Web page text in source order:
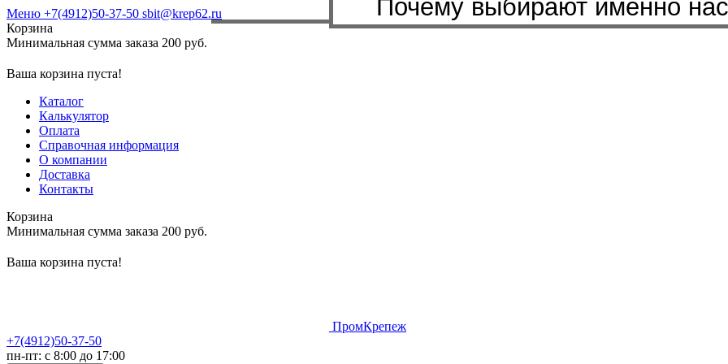
Меню +7(4912)50-37-50 sbit@krep62.ru
Корзина
Минимальная сумма заказа 200 руб.
Ваша корзина пуста!
Каталог
Калькулятор
Оплата
Справочная информация
О компании
Доставка
Контакты
Корзина
Минимальная сумма заказа 200 руб.
Ваша корзина пуста!
ПромКрепеж
+7(4912)50-37-50
пн-пт: с 8:00 до 17:00
Почему выбирают именно